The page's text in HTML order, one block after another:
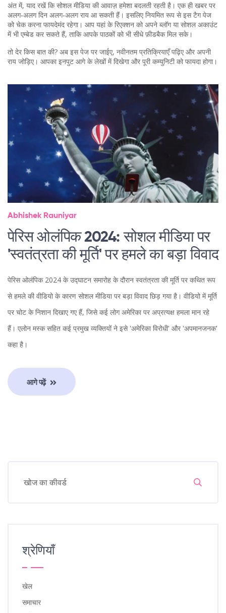
अंत में, याद रखें कि सोशल मीडिया की आवाज़ हमेशा बदलती रहती है। एक ही खबर पर
अलग‑अलग दिन अलग‑अलग राय आ सकती हैं। इसलिए नियमित रूप से इस टैग पेज
को चेक करना फायदेमंद रहेगा। आप यहां के रिएक्शन को अपने ब्लॉग या सोशल अकाउंट
में भी एम्बेड कर सकते हैं, ताकि आपके पाठकों को भी सीधे फ़ीडबैक मिल सके।
तो देर किस बात की? अब इस पेज पर जाईए, नवीनतम प्रतिक्रियाएँ पढ़िए और अपनी
राय जोड़िए। आपका इनपुट आगे के लेखों में दिखेगा और पूरी कम्युनिटी को फायदा होगा।
Abhishek Rauniyar
पेरिस ओलंपिक 2024: सोशल मीडिया पर
'स्वतंत्रता की मूर्ति' पर हमले का बड़ा विवाद
पेरिस ओलंपिक 2024 के उद्घाटन समारोह के दौरान स्वतंत्रता की मूर्ति पर कथित रूप
से हमले की वीडियो के कारण सोशल मीडिया पर बड़ा विवाद छिड़ गया है। वीडियो में मूर्ति
पर चोट के निशान दिखाए गए हैं, जिसे कई लोग अमेरिका पर अप्रत्यक्ष हमला मान रहे
हैं। एलोन मस्क सहित कई प्रमुख व्यक्तियों ने इसे 'अमेरिका विरोधी' और 'अपमानजनक'
कहा है।
आगे पढ़ें
श्रेणियाँ
खेल
समाचार